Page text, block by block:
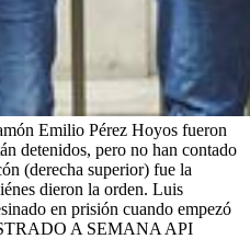
Emilio Pérez Hoyos fueron
detenidos, pero no han contado
(derecha superior) fue la
dieron la orden. Luis
en prisión cuando empezó
A SEMANA API